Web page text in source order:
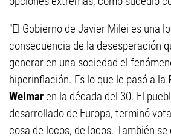
"El Gobierno de Javier Milei es una
consecuencia de la desesperación
generar en una sociedad el
hiperinflación. Es lo que le pasó a la
Weimaren la década del 30. El
desarrollado de Europa, terminó
cosa de locos, de locos. También